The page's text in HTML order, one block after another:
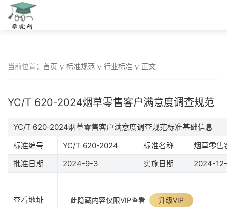
当前位置： 首页 标准规范 行业标准 正文
YC/T 620-2024烟草零售客户满意度调查规范
YC/T 620-2024烟草零售客户满意度调查规范标准基础信息
标准编号
YC/T 620-2024 标准名称
烟草零售
批准日期
2024-9-3 实施日期 2024-
查看地址 此隐藏内容仅限VIP查看 升级VIP